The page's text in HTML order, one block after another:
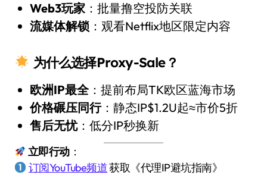
Web3玩家：批量撸空投防关联
流媒体解锁：观看Netflix地区限定内容
为什么选择Proxy-Sale？
欧洲IP最全：提前布局TK欧区蓝海市场
价格碾压同行：静态IP$1.2U起≈市价5折
售后无忧：低分IP秒换新
立即行动：
订阅YouTube频道获取《代理IP避坑指南》